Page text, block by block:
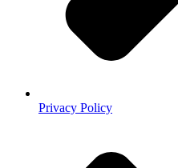
Privacy Policy